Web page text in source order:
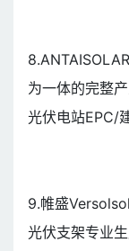
为一体的完整
光伏电站EPC/
9.帷盛
光伏支架专业